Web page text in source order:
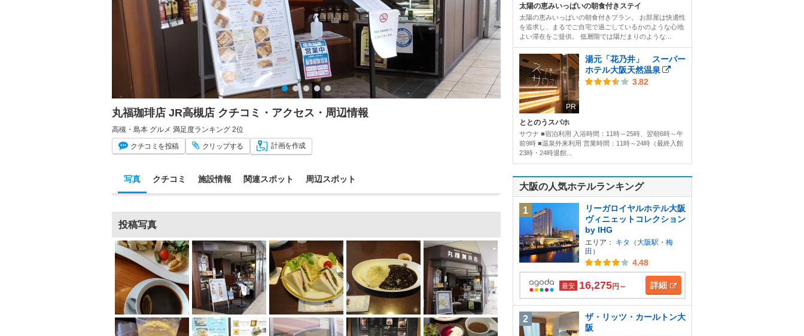
丸福珈琲店 JR高槻店 クチコミ・アクセス・周辺情報
高槻・島本 グルメ 満足度ランキング 2位
クチコミ を投稿 クリップする 計画を作成
写真 クチコミ 施設情報 関連スポット 周辺スポット
投稿写真
太陽の恵みいっぱいの朝食付きステイ
太陽の恵みいっぱいの朝食付きプラン。 お部屋は快適性
を追求し、まるでご自宅で過ごしているかのような心地
よい滞在をご提供。 低層階では陽だまりのような...
PR
湯元「花乃井」 スーパー
ホテル大阪天然温泉
3.82
ととのうスパホ
サウナ ■宿泊利用 入浴時間：11時～25時、翌朝6時～午
前9時 ■温泉外来利用 営業時間：11時～24時（最終入館
23時・24時退館...
大阪の人気ホテルランキング
1
リーガロイヤルホテル大阪
ヴィニェットコレクション
by IHG
エリア： キタ（大阪駅・梅
田）
4.48
最安 16,275円～ 詳細
2
ザ・リッツ・カールトン大
阪